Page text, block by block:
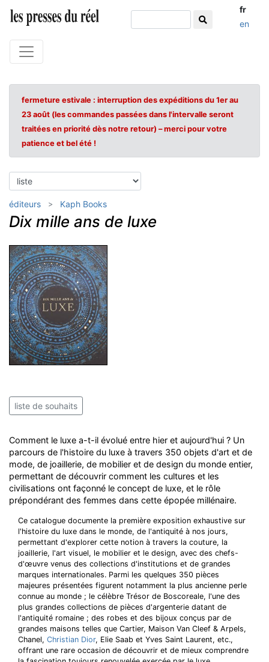
fr
en
fermeture estivale : interruption des expéditions du 1er au
23 août (les commandes passées dans l'intervalle seront
traitées en priorité dès notre retour) – merci pour votre
patience et bel été !
éditeurs Kaph Books
Dix mille ans de luxe
liste de souhaits
Comment le luxe a-t-il évolué entre hier et aujourd'hui ? Un
parcours de l'histoire du luxe à travers 350 objets d'art et de
mode, de joaillerie, de mobilier et de design du monde entier,
permettant de découvrir comment les cultures et les
civilisations ont façonné le concept de luxe, et le rôle
prépondérant des femmes dans cette épopée millénaire.
Ce catalogue documente la première exposition exhaustive sur
l'histoire du luxe dans le monde, de l'antiquité à nos jours,
permettant d'explorer cette notion à travers la couture, la
joaillerie, l'art visuel, le mobilier et le design, avec des chefs-
d'œuvre venus des collections d'institutions et de grandes
marques internationales. Parmi les quelques 350 pièces
majeures présentées figurent notamment la plus ancienne perle
connue au monde ; le célèbre Trésor de Boscoreale, l'une des
plus grandes collections de pièces d'argenterie datant de
l'antiquité romaine ; des robes et des bijoux conçus par de
grandes maisons telles que Cartier, Maison Van Cleef & Arpels,
Chanel, Christian Dior, Elie Saab et Yves Saint Laurent, etc.,
offrant une rare occasion de découvrir et de mieux comprendre